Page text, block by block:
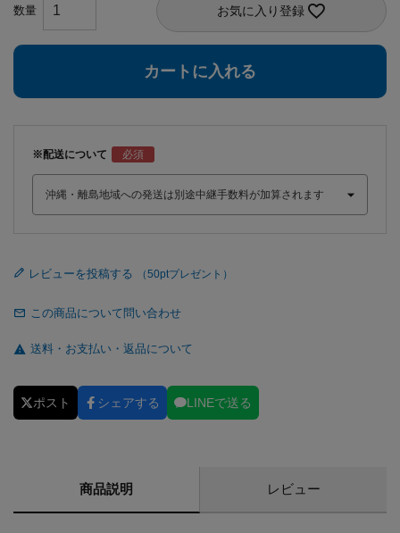
お気に入り登録
カートに入れる
※配送について
レビューを投稿する
この商品について問い合わせ
送料・お支払い・返品について
ポスト シェアする LINEで送る
商品説明 レビュー